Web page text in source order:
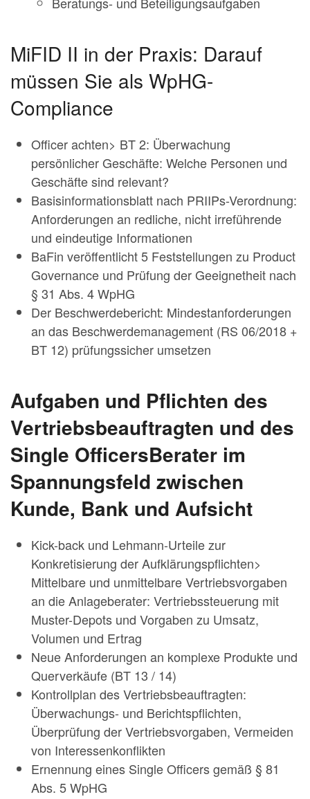
MiFID II in der Praxis: Darauf
müssen Sie als WpHG-
Compliance
Officer achten> BT 2: Überwachung
persönlicher Geschäfte: Welche Personen und
Geschäfte sind relevant?
Basisinformationsblatt nach PRIIPs-Verordnung:
Anforderungen an redliche, nicht irreführende
und eindeutige Informationen
BaFin veröffentlicht 5 Feststellungen zu Product
Governance und Prüfung der Geeignetheit nach
§ 31 Abs. 4 WpHG
Der Beschwerdebericht: Mindestanforderungen
an das Beschwerdemanagement (RS 06/2018 +
BT 12) prüfungssicher umsetzen
Aufgaben und Pflichten des
Vertriebsbeauftragten und des
Single OfficersBerater im
Spannungsfeld zwischen
Kunde, Bank und Aufsicht
Kick-back und Lehmann-Urteile zur
Konkretisierung der Aufklärungspflichten>
Mittelbare und unmittelbare Vertriebsvorgaben
an die Anlageberater: Vertriebssteuerung mit
Muster-Depots und Vorgaben zu Umsatz,
Volumen und Ertrag
Neue Anforderungen an komplexe Produkte und
Querverkäufe (BT 13 / 14)
Kontrollplan des Vertriebsbeauftragten:
Überwachungs- und Berichtspflichten,
Überprüfung der Vertriebsvorgaben, Vermeiden
von Interessenkonflikten
Ernennung eines Single Officers gemäß § 81
Abs. 5 WpHG